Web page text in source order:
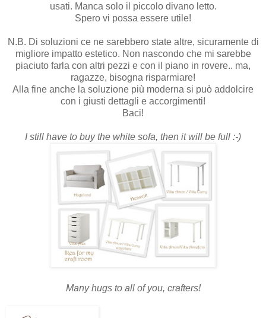
usati. Manca solo il piccolo divano letto.
Spero vi possa essere utile!
N.B. Di soluzioni ce ne sarebbero state altre, sicuramente di
migliore impatto estetico. Non nascondo che mi sarebbe
piaciuto farla con altri pezzi e con il piano in rovere.. ma,
ragazze, bisogna risparmiare!
Alla fine anche la soluzione più moderna si può addolcire
con i giusti dettagli e accorgimenti!
Baci!
I still have to buy the white sofa, then it will be full :-)
Many hugs to all of you, crafters!